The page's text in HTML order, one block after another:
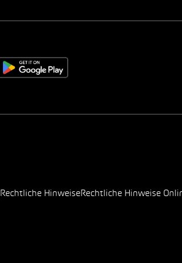
Rechtliche HinweiseRechtliche Hinweise